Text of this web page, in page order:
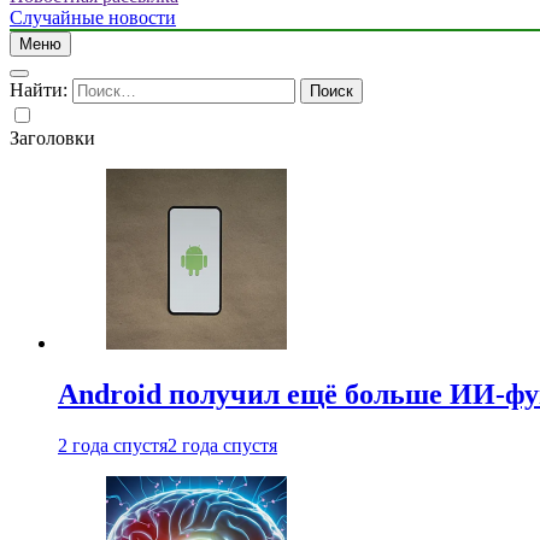
Случайные новости
Меню
Найти:
Заголовки
Android получил ещё больше ИИ-
2 года спустя2 года спустя